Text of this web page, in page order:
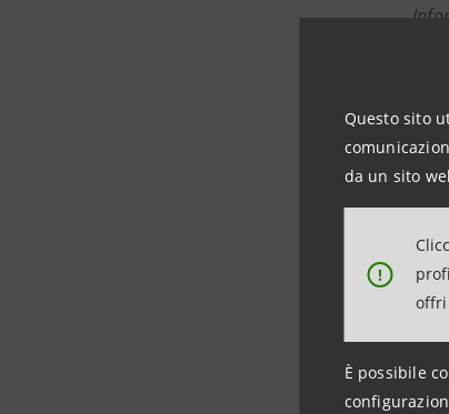
Questo sito
da un sito
!
È possibile